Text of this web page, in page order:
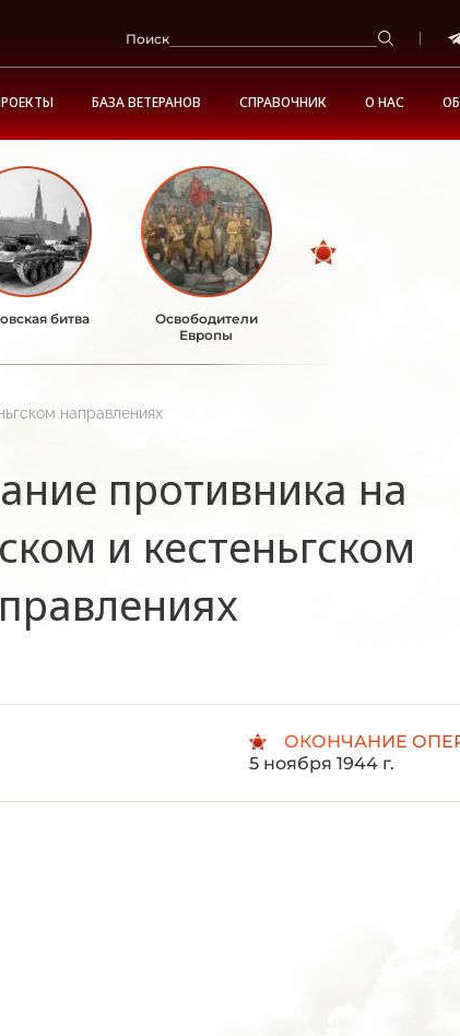
Поиск
БАЗА ВЕТЕРАНОВ СПРАВОЧНИК О НАС
битва
Освободители
Европы
направлениях
противника на
и кестеньгском
ОКОНЧАНИЕ
5 ноября 1944 г.